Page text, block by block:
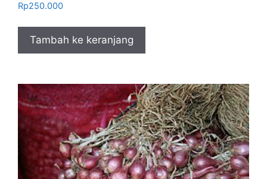
Rp250.000
Tambah ke keranjang